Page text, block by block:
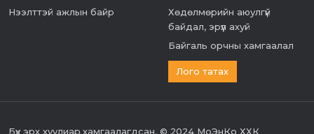
Нээлттэй ажлын байр
Хөдөлмөрийн аюулгүй
байдал, эрүүл ахуй
Байгаль орчны хамгаалал
Лого татах
Бүх эрх хуулиар хамгаалагдсан. © 2024 МоЭнКо ХХК